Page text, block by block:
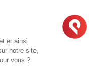
et ainsi
notre site,
vous ?